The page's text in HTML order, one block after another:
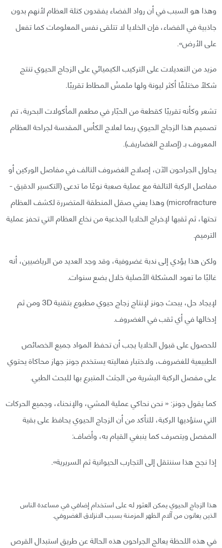
وهذا هو السبب في أن رواد الفضاء يفقدون كتلة العظام لأنهم بدون
جاذبية في الفضاء، فإن الخلايا لا تتلقى نفس المعلومات كما تفعل
على الأرض».
مزيد من التعديلات على التركيب الكيميائي على الزجاج الحيوي تنتج
شكلًا مختلفًا أكثر ليونة ولها ملمسُ المطاط تقريبًا.
تشعر وكأنه تقريبًا كقطعة من الحبّار في مطعم المأكولات البحرية، تم
تصميم هذا الزجاج الحيوي ربما لعلاج الكأس المقدسة لجراحة العظام
المعروف بـ (إصلاح الغضاريف).
يحاول الجراحون الآن، إصلاح الغضروف التالف في مفاصل الوركين أو
مفاصل الركبة التالفة مع عملية صعبة نوعًا ما تدعى (التكسير الدقيق -
microfracture) وهذا يعني صقل المنطقة المتضررة لكشف العظام
تحتها، ثم ثقبها لإخراج الخلايا الجذعية من نخاع العظام التي تحفز عملية
الترميم.
ولكن هذا يؤدي إلى ندبة غضروفية، وقد وجد العديد من الرياضيين، أنه
غالبًا ما تعود المشكلة الأصلية خلال بضع سنوات.
لإيجاد حل، يبحث جونز لإنتاج زجاج حيوي مطبوع بتقنية 3D ومن ثم
إدخالها في أي ثقب في الغضروف.
للحصول على قبول الخلايا يجب أن تحفظ المواد جميع الخصائص
الطبيعية للغضروف، ولاختبار فعاليته يستخدم جونز جهاز محاكاة يحتوي
على مفصل الركبة البشرية من الجثث المتبرع بها للبحث الطبي.
كما يقول جونز: « نحن نحاكي عملية المشي، والإنحناء، وجميع الحركات
التي ستؤديها الركبة، للتأكد من أن الزجاج الحيوي يحافظ على بقية
المفصل ويتصرف كما ينبغي القيام به، وأضاف:
إذا نجح هذا سننتقل إلى التجارب الحيوانية ثم السريرية».
هذا الزجاج الحيوي يمكن العثور له على استخدام إضافي في مساعدة الناس
الذين يعانون من آلام الظهر المزمنة بسبب الانزلاق الغضروفي.
في هذه اللحظة يعالج الجراحون هذه الحالة عن طريق استبدال القرص